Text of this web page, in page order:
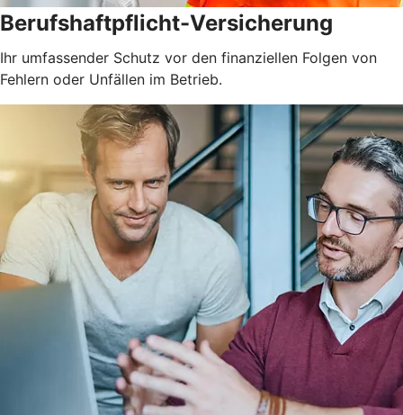
Berufshaftpflicht-Versicherung
Ihr umfassender Schutz vor den finanziellen Folgen von
Fehlern oder Unfällen im Betrieb.